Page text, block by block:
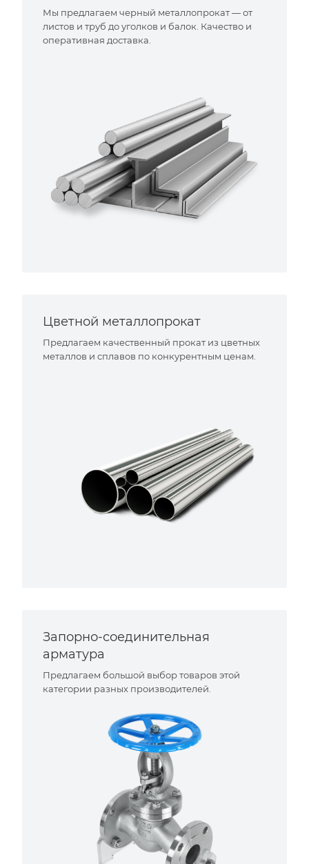
Мы предлагаем черный металлопрокат — от
листов и труб до уголков и балок. Качество и
оперативная доставка.
Цветной металлопрокат
Предлагаем качественный прокат из цветных
металлов и сплавов по конкурентным ценам.
Запорно-соединительная
арматура
Предлагаем большой выбор товаров этой
категории разных производителей.